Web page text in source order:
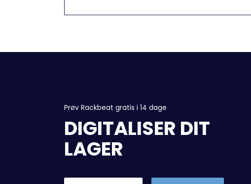
Prøv Rackbeat gratis i 14 dage
DIGITALISER DIT
LAGER